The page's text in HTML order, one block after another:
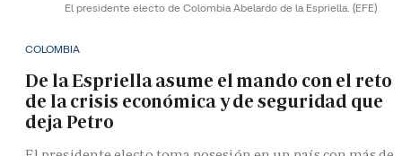
El presidente electo de Colombia Abelardo de la Espriella. (EFE)
COLOMBIA
De la Espriella asume el mando con el reto
de la crisis económica y de seguridad que
deja Petro